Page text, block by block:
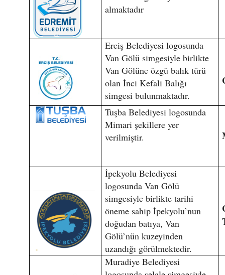
almaktadır
Erciş Belediyesi logosunda
Van Gölü simgesiyle birlikte
Van Gölüne özgü balık türü
olan İnci Kefali Balığı
simgesi bulunmaktadır.
Tuşba Belediyesi logosunda
Mimari şekillere yer
verilmiştir.
İpekyolu Belediyesi
logosunda Van Gölü
simgesiyle birlikte tarihi
öneme sahip İpekyolu’nun
doğudan batıya, Van
Gölü’nün kuzeyinden
uzandığı görülmektedir.
Muradiye Belediyesi